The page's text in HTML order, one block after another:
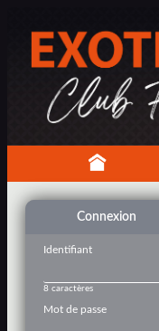
Connexion
Identifiant
8 caractères
Mot de passe